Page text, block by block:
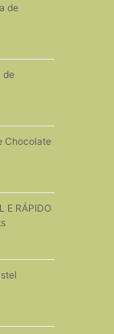
de
de
Chocolate
E RÁPIDO